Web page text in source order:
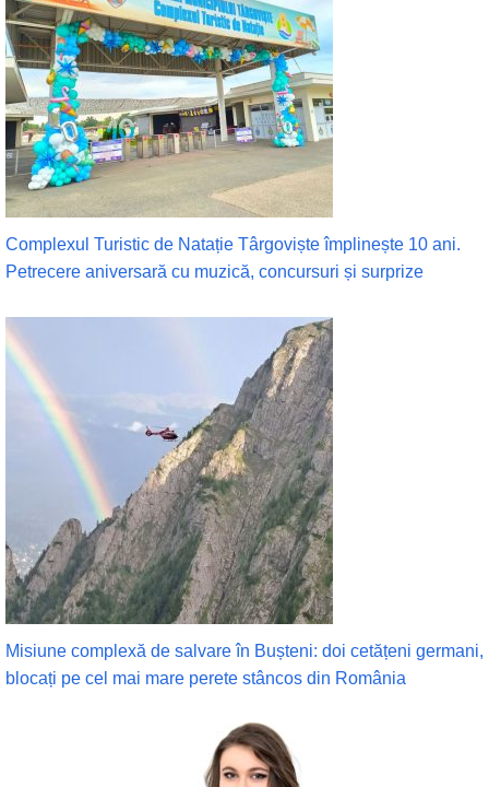
Complexul Turistic de Natație Târgoviște împlinește 10 ani.
Petrecere aniversară cu muzică, concursuri și surprize
Misiune complexă de salvare în Bușteni: doi cetățeni germani,
blocați pe cel mai mare perete stâncos din România